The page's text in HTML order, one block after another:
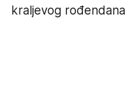
kraljevog rođendana